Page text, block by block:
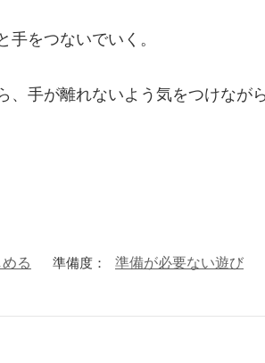
をつないでいく。
、手が離れないよう気をつけなが
る 準備度： 準備が必要ない遊び